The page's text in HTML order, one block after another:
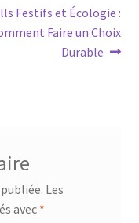
:
Festifs et Écologie :
Faire un Choix
Durable
Les
avec *